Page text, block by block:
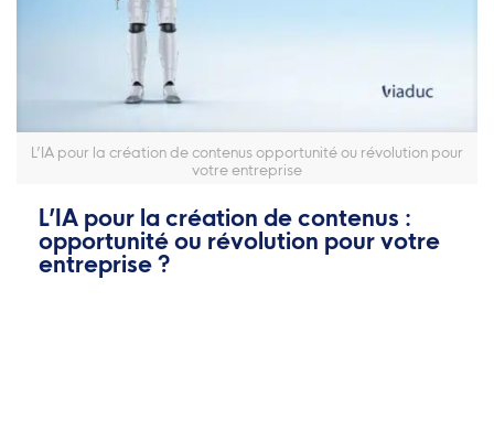
L’IA pour la création de contenus opportunité ou révolution pour
votre entreprise
L’IA pour la création de contenus :
opportunité ou révolution pour votre
entreprise ?